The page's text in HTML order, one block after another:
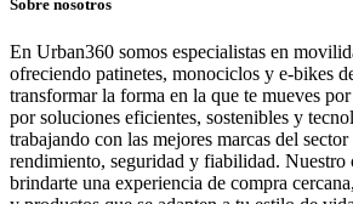
Sobre nosotros
En Urban360 somos especialistas en
ofreciendo patinetes, monociclos y e-bikes
transformar la forma en la que te mueves
por soluciones eficientes, sostenibles y
trabajando con las mejores marcas del
rendimiento, seguridad y fiabilidad. Nuestro
brindarte una experiencia de compra